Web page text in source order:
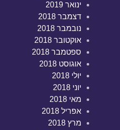
ינואר 2019
דצמבר 2018
נובמבר 2018
אוקטובר 2018
ספטמבר 2018
אוגוסט 2018
יולי 2018
יוני 2018
מאי 2018
אפריל 2018
מרץ 2018